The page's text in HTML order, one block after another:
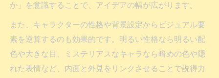
か」を意識することで、アイデアの幅が広がります。
また、キャラクターの性格や背景設定からビジュアル要
素を逆算するのも効果的です。明るい性格なら明るい配
色や大きな目、ミステリアスなキャラなら暗めの色や隠
れた表情など、内面と外見をリンクさせることで説得力